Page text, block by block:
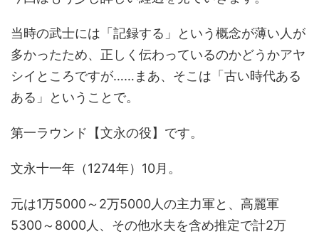
当時の武士には「記録する」という概念が薄い人が
多かったため、正しく伝わっているのかどうかアヤ
シイところですが……まあ、そこは「古い時代ある
ある」ということで。
第一ラウンド【文永の役】です。
文永十一年（1274年）10月。
元は1万5000～2万5000人の主力軍と、高麗軍
5300～8000人、その他水夫を含め推定で計2万